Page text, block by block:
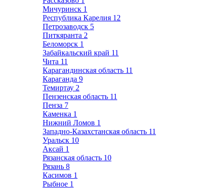
Мичуринск 1
Республика Карелия 12
Петрозаводск 5
Питкяранта 2
Беломорск 1
Забайкальский край 11
Чита 11
Карагандинская область 11
Караганда 9
Темиртау 2
Пензенская область 11
Пенза 7
Каменка 1
Нижний Ломов 1
Западно-Казахстанская область 11
Уральск 10
Аксай 1
Рязанская область 10
Рязань 8
Касимов 1
Рыбное 1